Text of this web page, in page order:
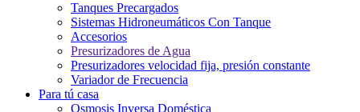
Tanques Precargados
Sistemas Hidroneumáticos Con Tanque
Accesorios
Presurizadores de Agua
Presurizadores velocidad fija, presión constante
Variador de Frecuencia
Para tú casa
Osmosis Inversa Doméstica